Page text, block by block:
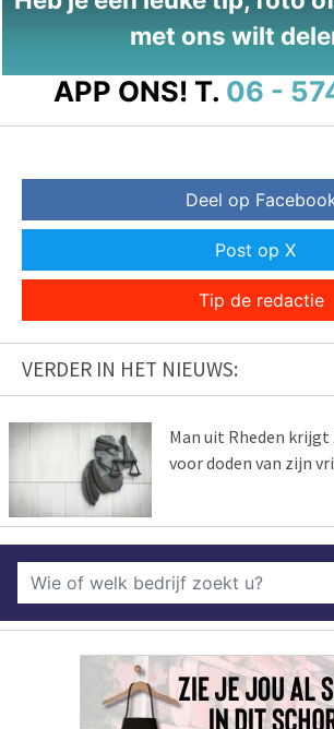
met ons wilt
APP ONS! T. 06 -
Deel op
Post op X
Tip de redactie
VERDER IN HET NIEUWS:
Man uit Rheden
voor doden van zijn